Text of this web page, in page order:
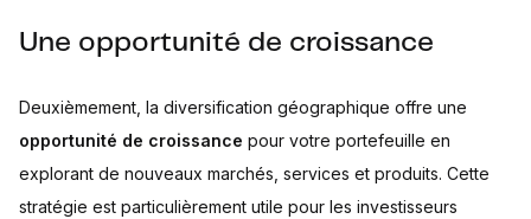
Une opportunité de croissance
Deuxièmement, la diversification géographique offre une
opportunité de croissance pour votre portefeuille en
explorant de nouveaux marchés, services et produits. Cette
stratégie est particulièrement utile pour les investisseurs